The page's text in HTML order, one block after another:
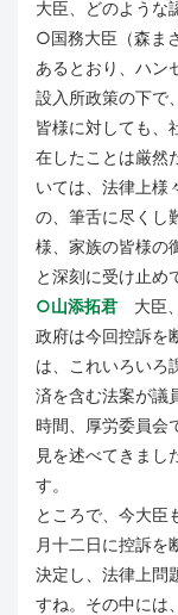
大臣、どのような
○国務大臣（森ま
あるとおり、ハン
設入所政策の下で
皆様に対しても、
在したことは厳然
いては、法律上様
の、筆舌に尽くし
様、家族の皆様の
と深刻に受け止め
○山添拓君 大臣
政府は今回控訴を
は、これいろいろ
済を含む法案が議
時間、厚労委員会
見を述べてきまし
す。
ところで、今大臣
月十二日に控訴を
決定し、法律上問
すね。その中には